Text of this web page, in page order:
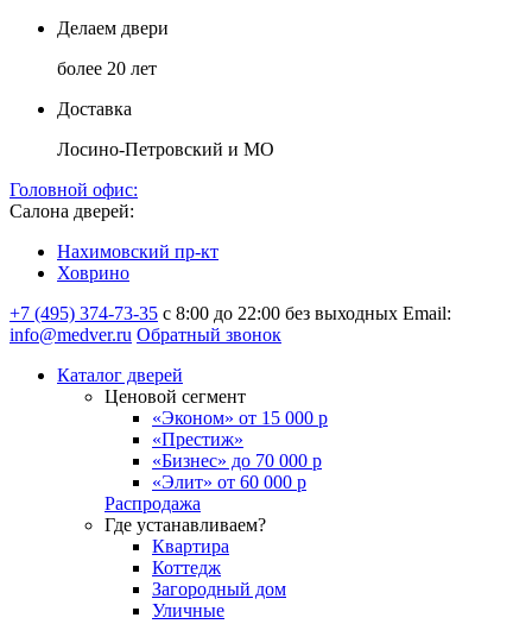
Делаем двери
более 20 лет
Доставка
Лосино-Петровский и МО
Головной офис:
Салона дверей:
Нахимовский пр-кт
Ховрино
+7 (495) 374-73-35 с 8:00 до 22:00 без выходных Email:
info@medver.ru Обратный звонок
Каталог дверей
Ценовой сегмент
«Эконом» от 15 000 р
«Престиж»
«Бизнес» до 70 000 р
«Элит» от 60 000 р
Распродажа
Где устанавливаем?
Квартира
Коттедж
Загородный дом
Уличные